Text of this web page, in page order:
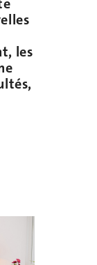
les